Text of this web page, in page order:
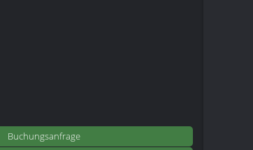
Buchungsanfrage